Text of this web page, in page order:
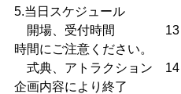
5.当日スケジュール
開場、受付時間 13：
時間にご注意ください。
式典、アトラクション
企画内容により終了